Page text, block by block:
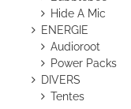
Hide A Mic
ENERGIE
Audioroot
Power Packs
DIVERS
Tentes